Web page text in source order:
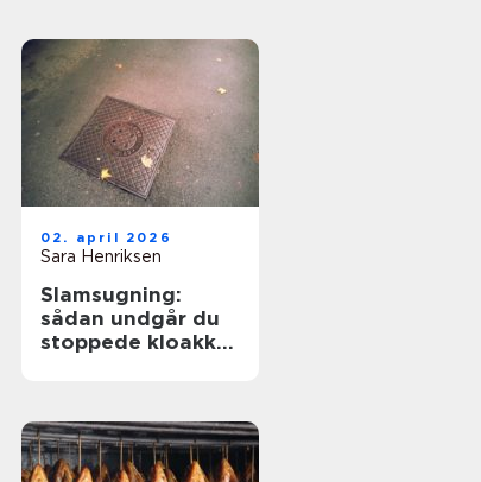
02. april 2026
Sara Henriksen
Slamsugning:
sådan undgår du
stoppede kloakker